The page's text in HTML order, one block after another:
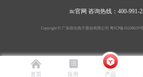
itc官网 咨询热线：400-991-
Copyright © 广东保伦电子股份有限公司 粤ICP备16106620号
首页 应用 产品